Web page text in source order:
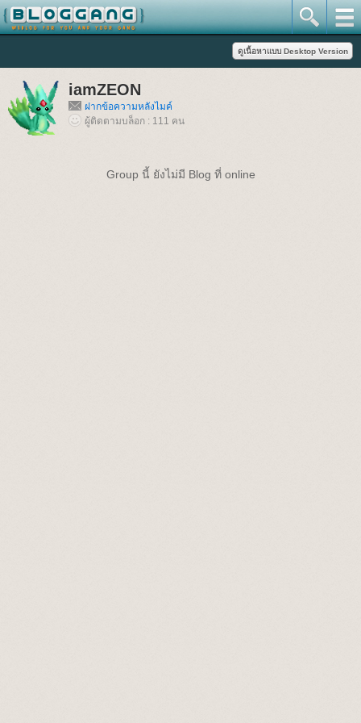
iamZEON
ฝากข้อความหลังไมค์
ผู้ติดตามบล็อก : 111 คน
Group นี้ ยังไม่มี Blog ที่ online